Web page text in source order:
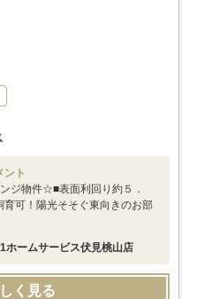
ント
ジ物件☆■表面利回り約５．
育可！陽光そそぐ東向きのお部
ホームサービス伏見桃山店
く見る